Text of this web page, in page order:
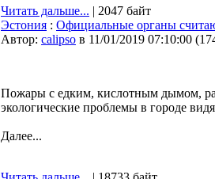
Читать дальше... | 2047 байт
Эстония : Официальные органы
Автор: calipso в 11/01/2019 07:10:00 (
Пожары с едким, кислотным дымом,
экологические проблемы в городе
Далее...